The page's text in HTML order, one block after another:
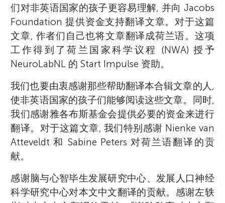
们对非英语国家的孩子更容易理解, 并向 Jacobs
Foundation 提供资金支持翻译文章。对于这篇
文章, 作者们自己也将文章翻译成荷兰语。这项
工作得到了荷兰国家科学议程 (NWA) 授予
NeuroLabNL 的 Start Impulse 资助。
我们也要由衷感谢那些帮助翻译本合辑文章的人,
使非英语国家的孩子们能够阅读这些文章。同时,
我们感谢雅各布斯基金会提供必要的资金来进行
翻译。对于这篇文章, 我们特别感谢 Nienke van
Atteveldt 和 Sabine Peters 对荷兰语翻译的贡
献。
感谢脑与心智毕生发展研究中心、发展人口神经
科学研究中心对本文中文翻译的贡献。感谢左轶